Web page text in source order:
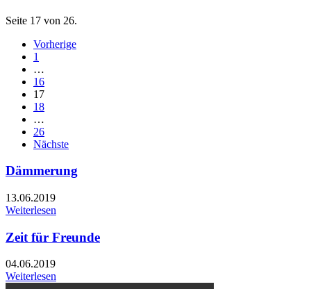
Seite 17 von 26.
Vorherige
1
…
16
17
18
…
26
Nächste
Dämmerung
13.06.2019
Weiterlesen
Zeit für Freunde
04.06.2019
Weiterlesen